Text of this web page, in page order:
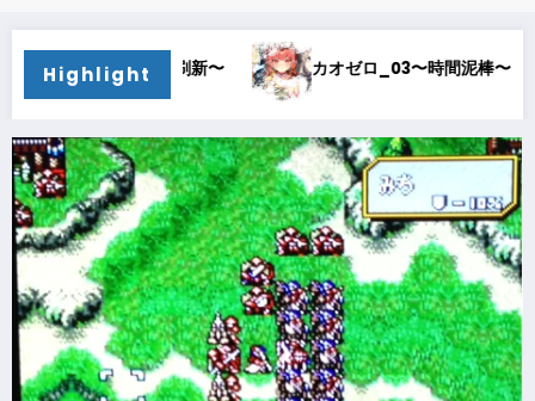
Highlight
カオゼロ_03〜時間泥棒〜 カオゼロ_02〜オルレア考察〜